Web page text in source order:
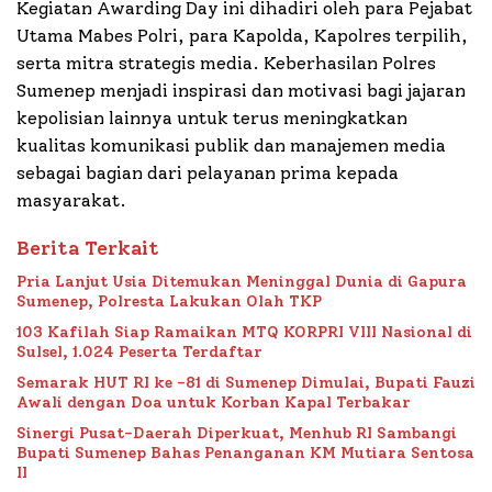
Kegiatan Awarding Day ini dihadiri oleh para Pejabat
Utama Mabes Polri, para Kapolda, Kapolres terpilih,
serta mitra strategis media. Keberhasilan Polres
Sumenep menjadi inspirasi dan motivasi bagi jajaran
kepolisian lainnya untuk terus meningkatkan
kualitas komunikasi publik dan manajemen media
sebagai bagian dari pelayanan prima kepada
masyarakat.
Berita Terkait
Pria Lanjut Usia Ditemukan Meninggal Dunia di Gapura
Sumenep, Polresta Lakukan Olah TKP
103 Kafilah Siap Ramaikan MTQ KORPRI VIII Nasional di
Sulsel, 1.024 Peserta Terdaftar
Semarak HUT RI ke -81 di Sumenep Dimulai, Bupati Fauzi
Awali dengan Doa untuk Korban Kapal Terbakar
Sinergi Pusat-Daerah Diperkuat, Menhub RI Sambangi
Bupati Sumenep Bahas Penanganan KM Mutiara Sentosa
II